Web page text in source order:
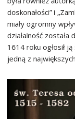
doskonałości” i
miały ogromny
działalność została
1614 roku ogłosił
jedną z